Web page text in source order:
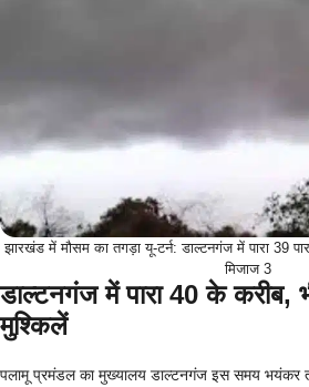
झारखंड में मौसम का तगड़ा यू-टर्न: डाल्टनगंज में पारा 39
मिजाज 3
डाल्टनगंज में पारा 40 के करीब,
मुश्किलें
पलामू प्रमंडल का मुख्यालय डाल्टनगंज इस समय